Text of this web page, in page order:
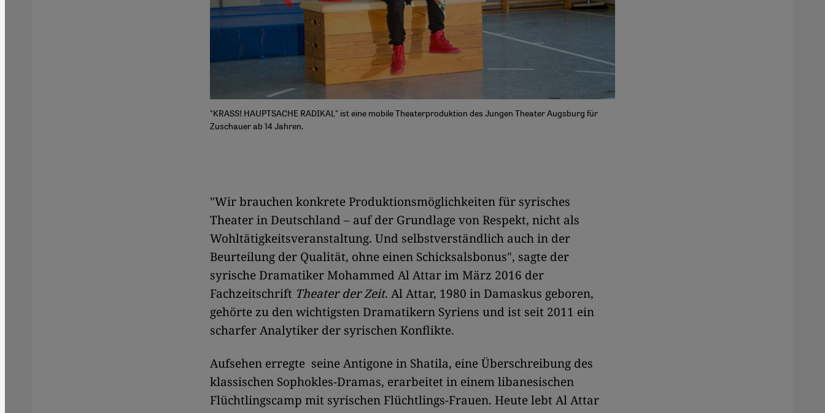
"KRASS! HAUPTSACHE RADIKAL" ist eine mobile Theaterproduktion des Jungen Theater Augsburg für
Zuschauer ab 14 Jahren.
"Wir brauchen konkrete Produktionsmöglichkeiten für syrisches
Theater in Deutschland – auf der Grundlage von Respekt, nicht als
Wohltätigkeitsveranstaltung. Und selbstverständlich auch in der
Beurteilung der Qualität, ohne einen Schicksalsbonus", sagte der
syrische Dramatiker Mohammed Al Attar im März 2016 der
Fachzeitschrift Theater der Zeit. Al Attar, 1980 in Damaskus geboren,
gehörte zu den wichtigsten Dramatikern Syriens und ist seit 2011 ein
scharfer Analytiker der syrischen Konflikte.
Aufsehen erregte seine Antigone in Shatila, eine Überschreibung des
klassischen Sophokles-Dramas, erarbeitet in einem libanesischen
Flüchtlingscamp mit syrischen Flüchtlings-Frauen. Heute lebt Al Attar